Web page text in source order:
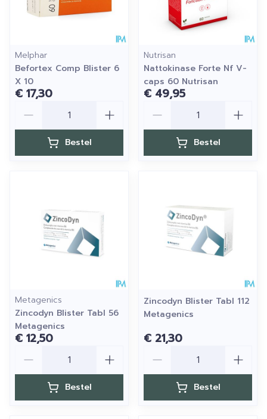
Melphar
Befortex Comp Blister 6
X 10
€ 17,30
Bestel
Nutrisan
Nattokinase Forte Nf V-
caps 60 Nutrisan
€ 49,95
Bestel
Metagenics
Zincodyn Blister Tabl 56
Metagenics
€ 12,50
Bestel
Zincodyn Blister Tabl 112
Metagenics
€ 21,30
Bestel